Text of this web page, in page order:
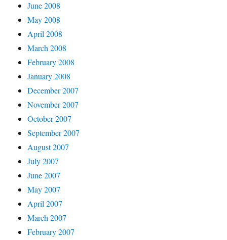
June 2008
May 2008
April 2008
March 2008
February 2008
January 2008
December 2007
November 2007
October 2007
September 2007
August 2007
July 2007
June 2007
May 2007
April 2007
March 2007
February 2007